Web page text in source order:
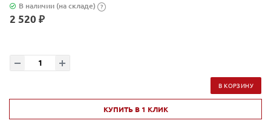
В наличии (на складе) ?
2 520 ₽
В КОРЗИНУ
КУПИТЬ В 1 КЛИК